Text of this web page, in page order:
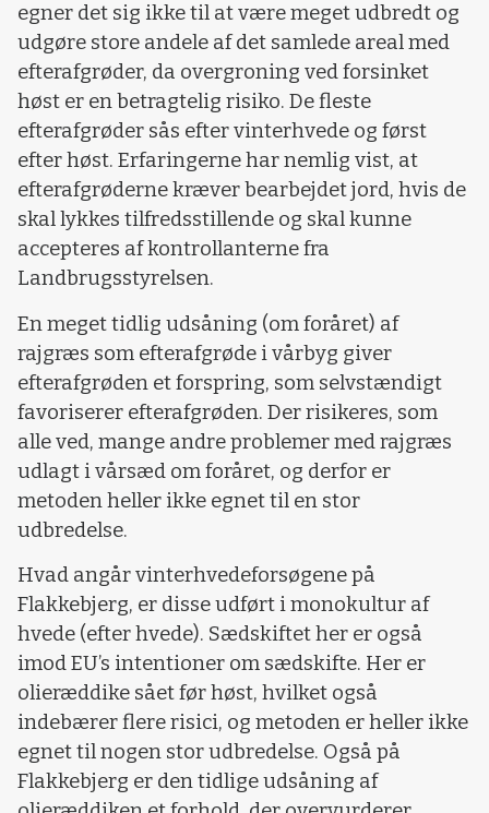
egner det sig ikke til at være meget udbredt og
udgøre store andele af det samlede areal med
efterafgrøder, da overgroning ved forsinket
høst er en betragtelig risiko. De fleste
efterafgrøder sås efter vinterhvede og først
efter høst. Erfaringerne har nemlig vist, at
efterafgrøderne kræver bearbejdet jord, hvis de
skal lykkes tilfredsstillende og skal kunne
accepteres af kontrollanterne fra
Landbrugsstyrelsen.
En meget tidlig udsåning (om foråret) af
rajgræs som efterafgrøde i vårbyg giver
efterafgrøden et forspring, som selvstændigt
favoriserer efterafgrøden. Der risikeres, som
alle ved, mange andre problemer med rajgræs
udlagt i vårsæd om foråret, og derfor er
metoden heller ikke egnet til en stor
udbredelse.
Hvad angår vinterhvedeforsøgene på
Flakkebjerg, er disse udført i monokultur af
hvede (efter hvede). Sædskiftet her er også
imod EU’s intentioner om sædskifte. Her er
olieræddike sået før høst, hvilket også
indebærer flere risici, og metoden er heller ikke
egnet til nogen stor udbredelse. Også på
Flakkebjerg er den tidlige udsåning af